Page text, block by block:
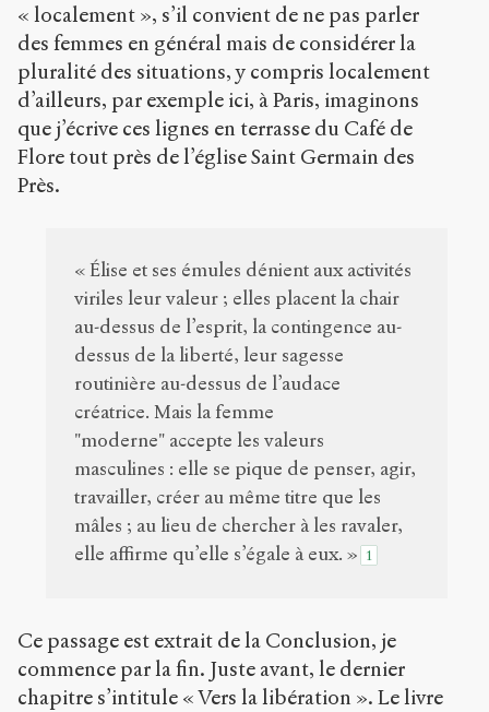
« localement », s’il convient de ne pas parler
des femmes en général mais de considérer la
pluralité des situations, y compris localement
d’ailleurs, par exemple ici, à Paris, imaginons
que j’écrive ces lignes en terrasse du Café de
Flore tout près de l’église Saint Germain des
Près.
« Élise et ses émules dénient aux activités
viriles leur valeur ; elles placent la chair
au-dessus de l’esprit, la contingence au-
dessus de la liberté, leur sagesse
routinière au-dessus de l’audace
créatrice. Mais la femme
"moderne" accepte les valeurs
masculines : elle se pique de penser, agir,
travailler, créer au même titre que les
mâles ; au lieu de chercher à les ravaler,
elle affirme qu’elle s’égale à eux. » 1
Ce passage est extrait de la Conclusion, je
commence par la fin. Juste avant, le dernier
chapitre s’intitule « Vers la libération ». Le livre